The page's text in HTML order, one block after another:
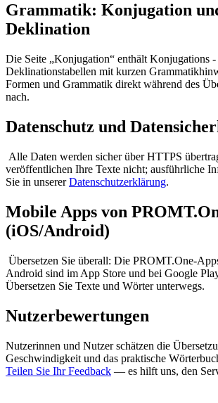
Grammatik: Konjugation
Deklination
Die Seite „Konjugation“ enthält Konjugations -
Deklinationstabellen mit kurzen
Formen und Grammatik direkt während des
nach.
Datenschutz und
Alle Daten werden sicher über HTTPS
veröffentlichen Ihre Texte nicht; ausführliche
Sie in unsererDatenschutzerklärung.
Mobile Apps von
(iOS/Android)
Übersetzen Sie überall: Die PROMT.One-
Android sind im App Store und bei Google
Übersetzen Sie Texte und Wörter unterwegs.
Nutzerbewertungen
Nutzerinnen und Nutzer schätzen die
Geschwindigkeit und das praktische
Teilen Sie Ihr Feedback — es hilft uns, den